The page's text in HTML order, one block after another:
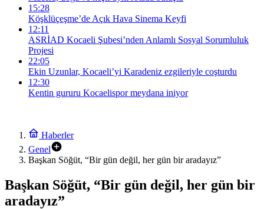
15:28
Köşklüçeşme’de Açık Hava Sinema Keyfi
12:11
ASRİAD Kocaeli Şubesi’nden Anlamlı Sosyal Sorumluluk
Projesi
22:05
Ekin Uzunlar, Kocaeli’yi Karadeniz ezgileriyle coşturdu
12:30
Kentin gururu Kocaelispor meydana iniyor
Haberler
Genel
Başkan Söğüt, “Bir gün değil, her gün bir aradayız”
Başkan Söğüt, “Bir gün değil, her gün bir
aradayız”